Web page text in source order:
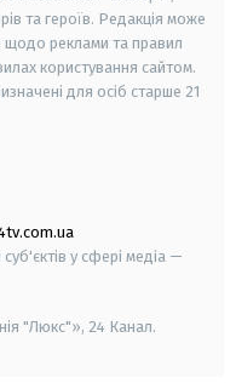
та героїв. Редакція може
щодо реклами та правил
користування сайтом.
для осіб старше 21
у сфері медіа —
"Люкс"», 24 Канал.